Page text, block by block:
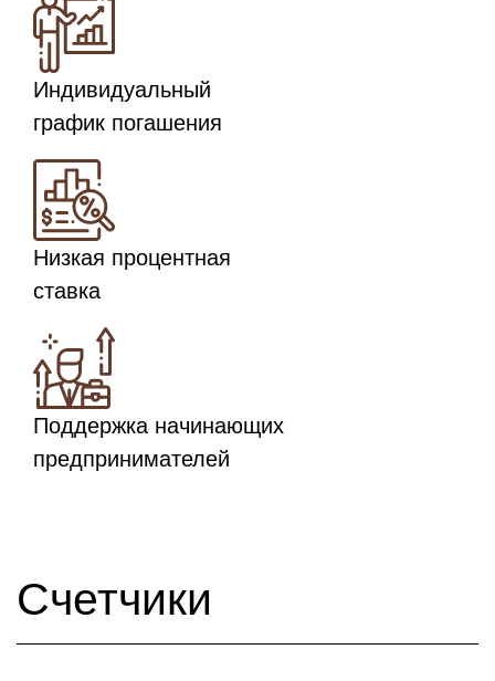
Индивидуальный
график погашения
Низкая процентная
ставка
Поддержка начинающих
предпринимателей
Счетчики